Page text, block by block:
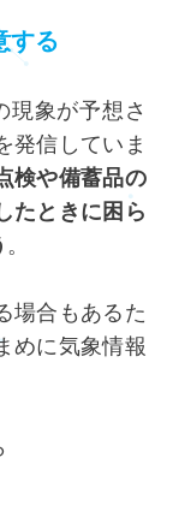
する
現象が予想さ
発信していま
検や備蓄品の
たときに困ら
。
場合もあるた
めに気象情報